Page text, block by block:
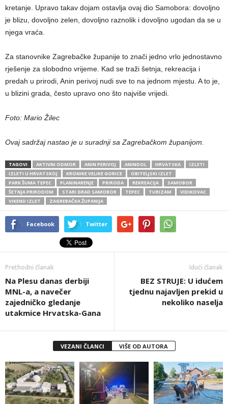
kretanje. Upravo takav dojam ostavlja ovaj dio Samobora: dovoljno
je blizu, dovoljno zelen, dovoljno raznolik i dovoljno ugodan da se u
njega vraća.
Za stanovnike Zagrebačke županije to znači jedno vrlo jednostavno
rješenje za slobodno vrijeme. Kad se traži šetnja, rekreacija i
predah u prirodi, Anin perivoj nudi sve to na jednom mjestu. A to je,
u blizini grada, često upravo ono što najviše vrijedi.
Foto: Mario Žilec
Ovaj sadržaj nastao je u suradnji sa Zagrebačkom županijom.
TAGOVI AKTIVNI ODMOR ANIN PERIVOJ ANINDOL HRVATSKA
IZLETI
IZLETI U HRVATSKOJ
KRONIKE VELIKE GORICE
OBITELJSKI IZLET
PARK ŠUMA TEPEC
PLANINARENJE PRIRODA REKREACIJA
SAMOBOR
ŠETNJA PRIRODOM
STARI GRAD SAMOBOR TEPEC TURIZAM
VIDIKOVAC
VIKEND IZLET
ZAGREBAČKA ŽUPANIJA
Facebook Twitter
Prethodni članak
Na Plesu danas derbiji
MNL-a, a navečer
zajedničko gledanje
utakmice Hrvatska-Gana
Idući članak
BEZ STRUJE: U idućem
tjednu najavljen prekid u
nekoliko naselja
VEZANI ČLANCI VIŠE OD AUTORA